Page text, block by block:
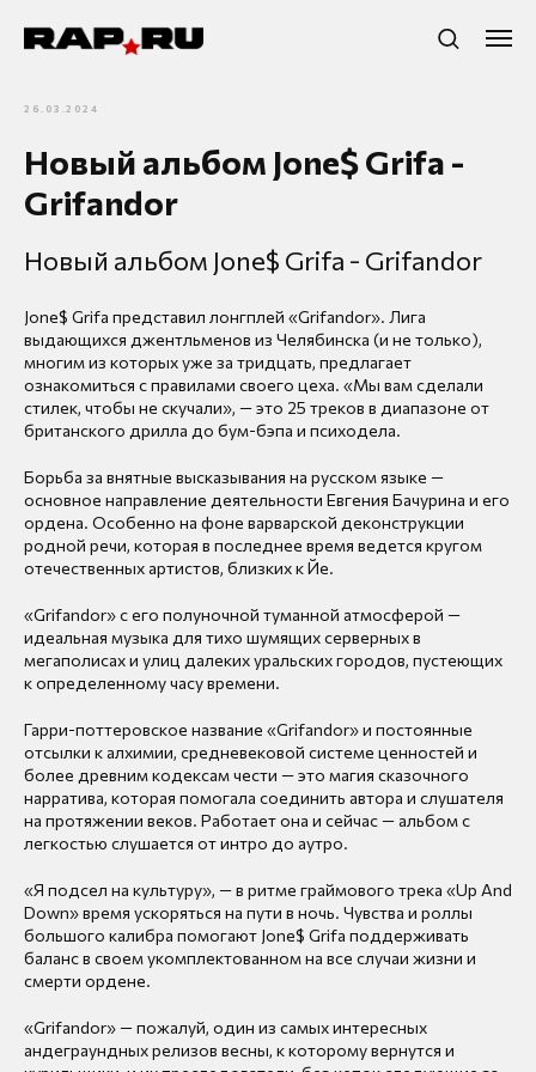
26.03.2024
Новый альбом Jone$ Grifa -
Grifandor
Новый альбом Jone$ Grifa - Grifandor
Jone$ Grifa представил лонгплей «Grifandor». Лига
выдающихся джентльменов из Челябинска (и не только),
многим из которых уже за тридцать, предлагает
ознакомиться с правилами своего цеха. «Мы вам сделали
стилек, чтобы не скучали», — это 25 треков в диапазоне от
британского дрилла до бум-бэпа и психодела.
Борьба за внятные высказывания на русском языке —
основное направление деятельности Евгения Бачурина и его
ордена. Особенно на фоне варварской деконструкции
родной речи, которая в последнее время ведется кругом
отечественных артистов, близких к Йе.
«Grifandor» с его полуночной туманной атмосферой —
идеальная музыка для тихо шумящих серверных в
мегаполисах и улиц далеких уральских городов, пустеющих
к определенному часу времени.
Гарри-поттеровское название «Grifandor» и постоянные
отсылки к алхимии, средневековой системе ценностей и
более древним кодексам чести — это магия сказочного
нарратива, которая помогала соединить автора и слушателя
на протяжении веков. Работает она и сейчас — альбом с
легкостью слушается от интро до аутро.
«Я подсел на культуру», — в ритме граймового трека «Up And
Down» время ускоряться на пути в ночь. Чувства и роллы
большого калибра помогают Jone$ Grifa поддерживать
баланс в своем укомплектованном на все случаи жизни и
смерти ордене.
«Grifandor» — пожалуй, один из самых интересных
андеграундных релизов весны, к которому вернутся и